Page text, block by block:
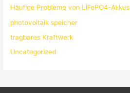
Häufige Probleme von LiFePO4-Akkus
photovoltaik speicher
tragbares Kraftwerk
Uncategorized